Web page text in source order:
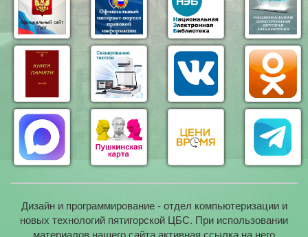
Дизайн и программирование - отдел компьютеризации и
новых технологий пятигорской ЦБС. При использовании